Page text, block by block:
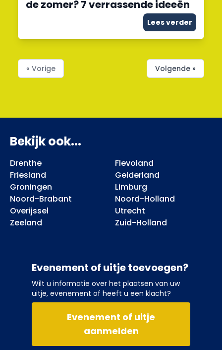
de zomer? 7 verrassende ideeën
Lees verder
« Vorige Volgende »
Bekijk ook...
Drenthe
Flevoland
Friesland
Gelderland
Groningen
Limburg
Noord-Brabant
Noord-Holland
Overijssel
Utrecht
Zeeland
Zuid-Holland
Evenement of uitje toevoegen?
Wilt u informatie over het plaatsen van uw
uitje, evenement of heeft u een klacht?
Evenement of uitje
aanmelden